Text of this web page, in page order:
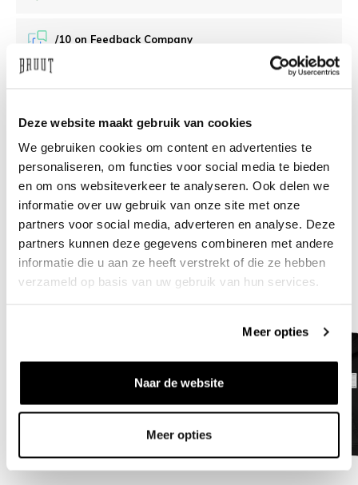
Deze website maakt gebruik van cookies
We gebruiken cookies om content en advertenties te
personaliseren, om functies voor social media te bieden
en om ons websiteverkeer te analyseren. Ook delen we
informatie over uw gebruik van onze site met onze
partners voor social media, adverteren en analyse. Deze
partners kunnen deze gegevens combineren met andere
informatie die u aan ze heeft verstrekt of die ze hebben
verzameld op basis van uw gebruik van hun services.
Meer opties
Naar de website
Meer opties
/10 on Feedback Company
About this product
Shipment and returns
Related products